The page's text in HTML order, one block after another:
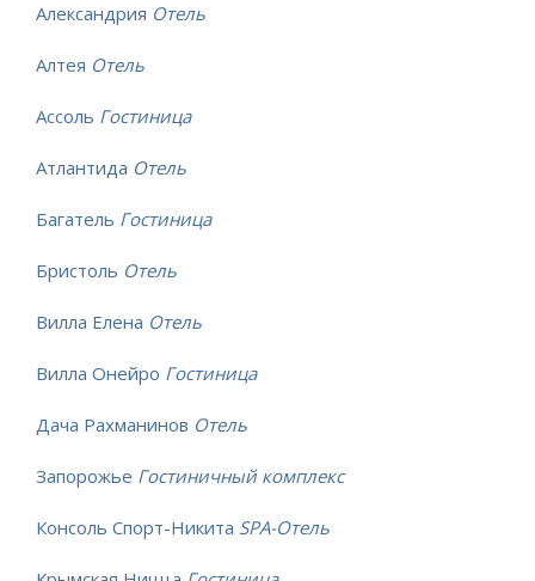
Александрия Отель
Алтея Отель
Ассоль Гостиница
Атлантида Отель
Багатель Гостиница
Бристоль Отель
Вилла Елена Отель
Вилла Онейро Гостиница
Дача Рахманинов Отель
Запорожье Гостиничный комплекс
Консоль Спорт-Никита SPA-Отель